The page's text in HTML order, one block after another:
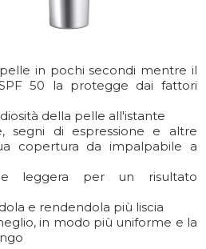
in pochi secondi mentre il
50 la protegge dai fattori
della pelle all'istante
segni di espressione e altre
copertura da impalpabile a
e leggera per un risultato
e rendendola più liscia
in modo più uniforme e la